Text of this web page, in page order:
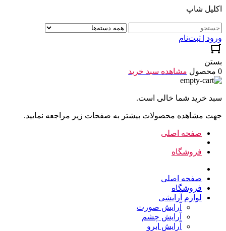
اکلیل شاپ
ورود | ثبت‌نام
بستن
0 محصول
مشاهده سبد خرید
سبد خرید شما خالی است.
جهت مشاهده محصولات بیشتر به صفحات زیر مراجعه نمایید.
صفحه اصلی
فروشگاه
صفحه اصلی
فروشگاه
لوازم آرایشی
آرایش صورت
آرایش چشم
آرایش ابرو